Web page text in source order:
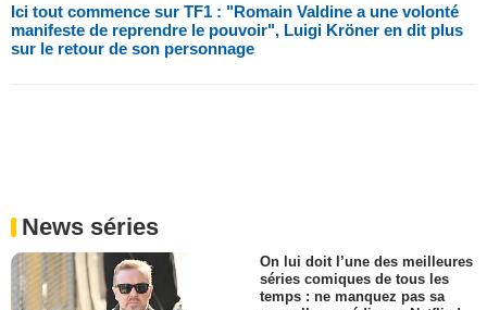
Ici tout commence sur TF1 : "Romain Valdine a une volonté
manifeste de reprendre le pouvoir", Luigi Kröner en dit plus
sur le retour de son personnage
News séries
On lui doit l’une des meilleures
séries comiques de tous les
temps : ne manquez pas sa